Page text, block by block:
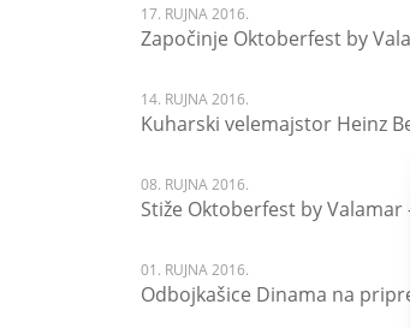
17. RUJNA 2016.
Započinje Oktoberfest by
14. RUJNA 2016.
Kuharski velemajstor Heinz
08. RUJNA 2016.
Stiže Oktoberfest by Valamar
01. RUJNA 2016.
Odbojkašice Dinama na